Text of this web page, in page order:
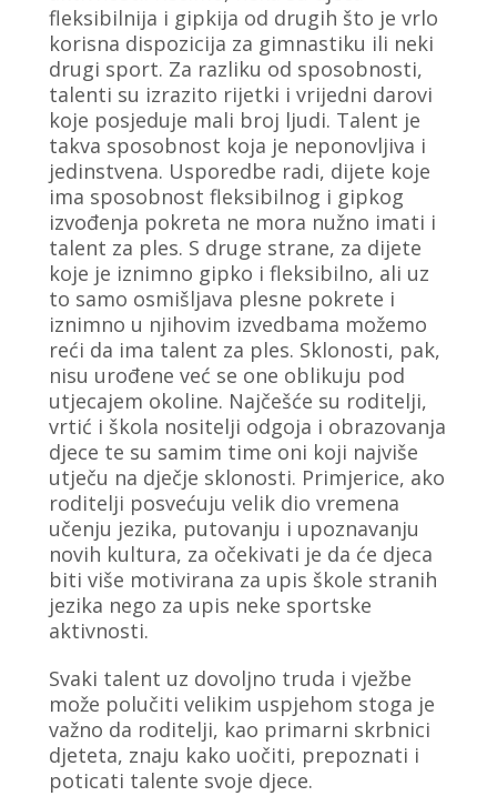
fleksibilnija i gipkija od drugih što je vrlo
korisna dispozicija za gimnastiku ili neki
drugi sport. Za razliku od sposobnosti,
talenti su izrazito rijetki i vrijedni darovi
koje posjeduje mali broj ljudi. Talent je
takva sposobnost koja je neponovljiva i
jedinstvena. Usporedbe radi, dijete koje
ima sposobnost fleksibilnog i gipkog
izvođenja pokreta ne mora nužno imati i
talent za ples. S druge strane, za dijete
koje je iznimno gipko i fleksibilno, ali uz
to samo osmišljava plesne pokrete i
iznimno u njihovim izvedbama možemo
reći da ima talent za ples. Sklonosti, pak,
nisu urođene već se one oblikuju pod
utjecajem okoline. Najčešće su roditelji,
vrtić i škola nositelji odgoja i obrazovanja
djece te su samim time oni koji najviše
utječu na dječje sklonosti. Primjerice, ako
roditelji posvećuju velik dio vremena
učenju jezika, putovanju i upoznavanju
novih kultura, za očekivati je da će djeca
biti više motivirana za upis škole stranih
jezika nego za upis neke sportske
aktivnosti.
Svaki talent uz dovoljno truda i vježbe
može polučiti velikim uspjehom stoga je
važno da roditelji, kao primarni skrbnici
djeteta, znaju kako uočiti, prepoznati i
poticati talente svoje djece.